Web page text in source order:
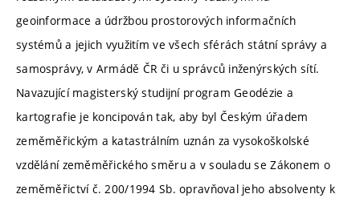
geoinformace a údržbou prostorových informačních
systémů a jejich využitím ve všech sférách státní správy a
samosprávy, v Armádě ČR či u správců inženýrských sítí.
Navazující magisterský studijní program Geodézie a
kartografie je koncipován tak, aby byl Českým úřadem
zeměměřickým a katastrálním uznán za vysokoškolské
vzdělání zeměměřického směru a v souladu se Zákonem o
zeměměřictví č. 200/1994 Sb. opravňoval jeho absolventy k